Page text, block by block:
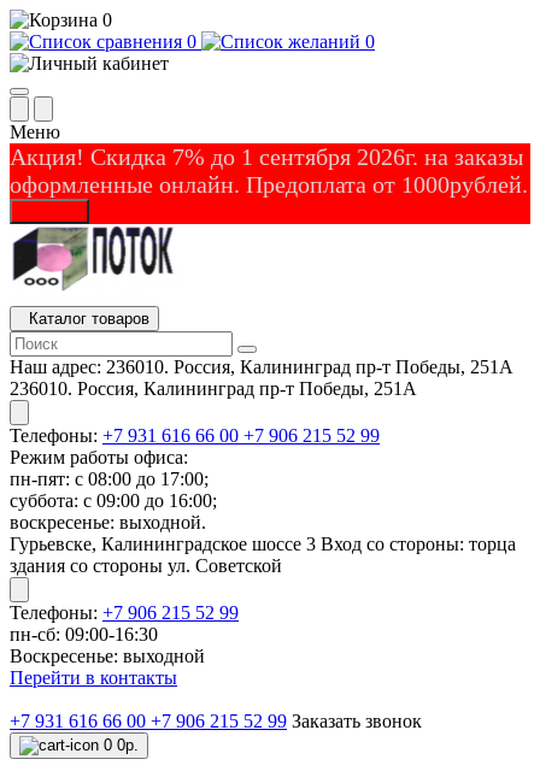
0
0
0
Меню
Акция! Скидка 7% до 1 сентября 2026г. на заказы
оформленные онлайн. Предоплата от 1000рублей.
Каталог товаров
Наш адрес: 236010. Россия, Калининград пр-т Победы, 251А
236010. Россия, Калининград пр-т Победы, 251А
Телефоны: +7 931 616 66 00 +7 906 215 52 99
Режим работы офиса:
пн-пят: с 08:00 до 17:00;
суббота: с 09:00 до 16:00;
воскресенье: выходной.
Гурьевске, Калининградское шоссе 3 Вход со стороны: торца
здания со стороны ул. Советской
Телефоны: +7 906 215 52 99
пн-сб: 09:00-16:30
Воскресенье: выходной
Перейти в контакты
+7 931 616 66 00 +7 906 215 52 99 Заказать звонок
0 0р.